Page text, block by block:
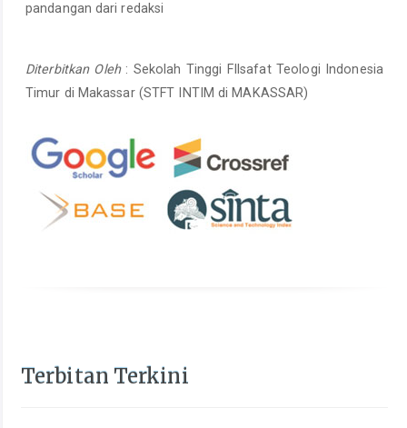
pandangan dari redaksi
Diterbitkan Oleh: Sekolah Tinggi FIlsafat Teologi Indonesia
Timur di Makassar (STFT INTIM di MAKASSAR)
Terbitan Terkini